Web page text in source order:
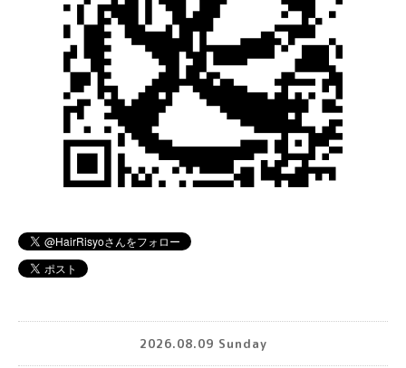
2026.08.09 Sunday